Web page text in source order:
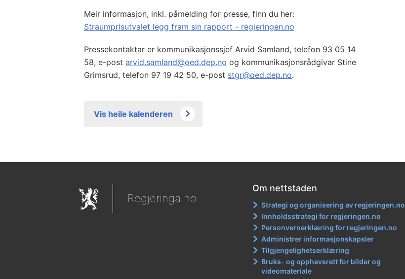
Meir informasjon, inkl. påmelding for presse, finn du her:
Straumprisutvalet legg fram sin rapport - regjeringen.no
Pressekontaktar er kommunikasjonssjef Arvid Samland, telefon 93 05 14
58, e-post arvid.samland@oed.dep.no og kommunikasjonsrådgivar Stine
Grimsrud, telefon 97 19 42 50, e-post stgr@oed.dep.no.
Vis heile kalenderen
Regjeringa.no
Om nettstaden
Strategi og organisering av regjeringen.no
Innholdsstrategi for regjeringen.no
Personvernerklæring for regjeringen.no
Administrer informasjonskapsler
Tilgjengelighetserklæring
Bruks- og opphavsrett for bilder og
videomateriale